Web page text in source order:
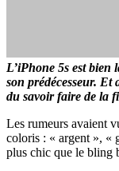
L’iPhone 5s est bien
son prédécesseur.
du savoir faire de la
Les rumeurs avaient
coloris : « argent », «
plus chic que le bling